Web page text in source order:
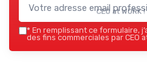
CEO at WORK
* En remplissant ce formulaire,
des fins commerciales par CEO